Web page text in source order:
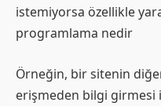
istemiyorsa özellikle
programlama nedir
Örneğin, bir sitenin
erişmeden bilgi girmesi